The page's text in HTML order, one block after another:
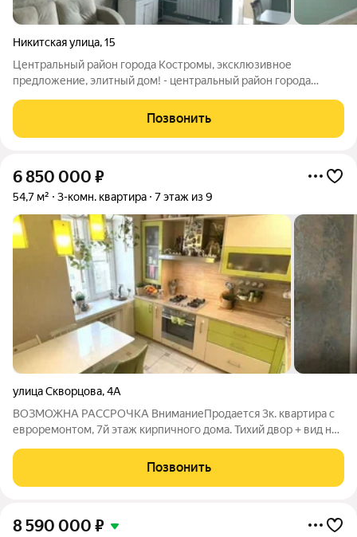
Никитская улица,15
Центральный район города Костромы, эксклюзивное
предложение, элитный дом! - центральный район города
квартира, 89м2; - закрытая территория с функциональной и
безопасной игровой зоной. - в доме
Позвонить
6 850 000 ₽
54,7 м² 3-комн. квартира 7 этаж из 9
улица Скворцова,4А
ВОЗМОЖНА РАССРОЧКА ВниманиеПродается 3к. квартира с
евроремонтом, 7й этаж кирпичного дома. Тихий двор + вид на
Планировка: Все комнаты изолированные полная приватность.
Лоджия
Позвонить
8 590 000 ₽